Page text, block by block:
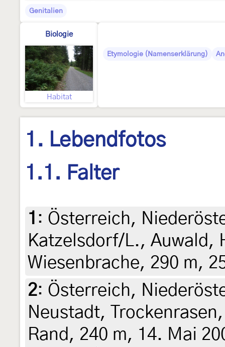
Genitalien
Biologie
Habitat
Etymologie (Namenserklärung)
1. Lebendfotos
1.1. Falter
1 : Österreich,
Katzelsdorf/L., Auwald,
Wiesenbrache, 290 m,
2: Österreich,
Neustadt,
Rand, 240 m, 14. Mai